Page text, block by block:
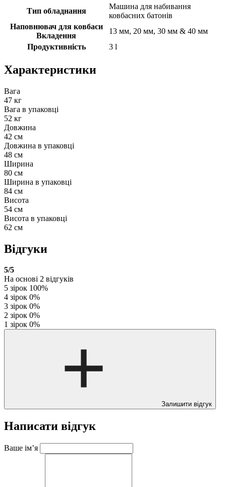
Тип обладнання
Машина для набивання
ковбасних батонів
Наповнювач для ковбаси
Вкладення
13 мм, 20 мм, 30 мм & 40 мм
Продуктивність
3 l
Характеристики
Вага
47 кг
Вага в упаковці
52 кг
Довжина
42 см
Довжина в упаковці
48 см
Ширина
80 см
Ширина в упаковці
84 см
Висота
54 см
Висота в упаковці
62 см
Відгуки
5/5
На основі 2 відгуків
5 зірок 100%
4 зірок 0%
3 зірок 0%
2 зірок 0%
1 зірок 0%
Залишити відгук
Написати відгук
Ваше ім’я